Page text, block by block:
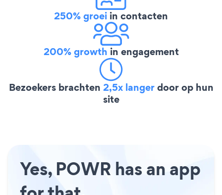
250% groei in contacten
200% growth in engagement
Bezoekers brachten 2,5x langerdoor op hun
site
Yes, POWR has an app